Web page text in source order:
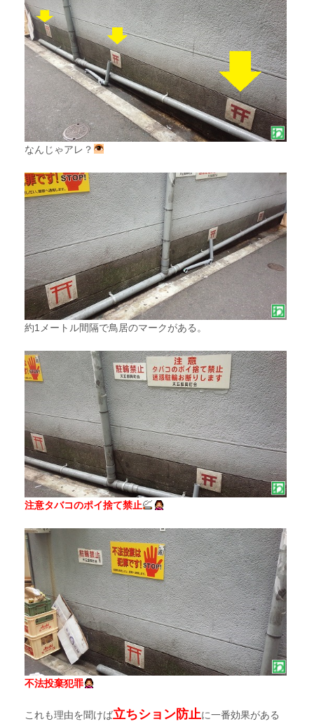
なんじゃアレ？
約1メートル間隔で鳥居のマークがある。
注意タバコのポイ捨て禁止
不法投棄犯罪
これも理由を聞けば立ちション防止に一番効果がある